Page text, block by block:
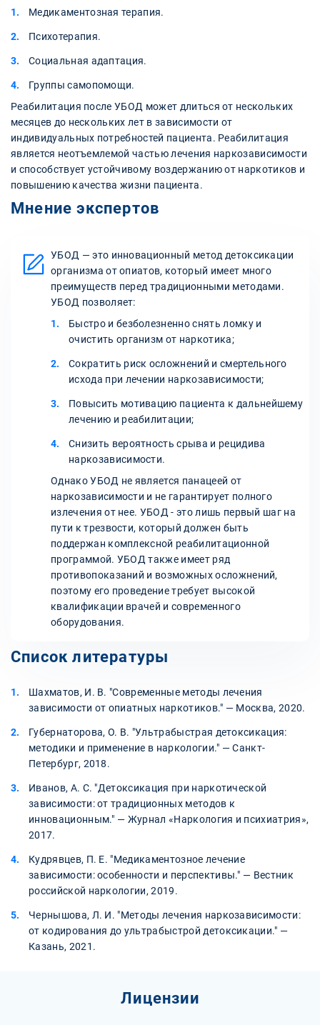
Медикаментозная терапия.
Психотерапия.
Социальная адаптация.
Группы самопомощи.
Реабилитация после УБОД может длиться от нескольких
месяцев до нескольких лет в зависимости от
индивидуальных потребностей пациента. Реабилитация
является неотъемлемой частью лечения наркозависимости
и способствует устойчивому воздержанию от наркотиков и
повышению качества жизни пациента.
Мнение экспертов
УБОД — это инновационный метод детоксикации
организма от опиатов, который имеет много
преимуществ перед традиционными методами.
УБОД позволяет:
Быстро и безболезненно снять ломку и
очистить организм от наркотика;
Сократить риск осложнений и смертельного
исхода при лечении наркозависимости;
Повысить мотивацию пациента к дальнейшему
лечению и реабилитации;
Снизить вероятность срыва и рецидива
наркозависимости.
Однако УБОД не является панацеей от
наркозависимости и не гарантирует полного
излечения от нее. УБОД - это лишь первый шаг на
пути к трезвости, который должен быть
поддержан комплексной реабилитационной
программой. УБОД также имеет ряд
противопоказаний и возможных осложнений,
поэтому его проведение требует высокой
квалификации врачей и современного
оборудования.
Список литературы
Шахматов, И. В. "Современные методы лечения
зависимости от опиатных наркотиков." — Москва, 2020.
Губернаторова, О. В. "Ультрабыстрая детоксикация:
методики и применение в наркологии." — Санкт-
Петербург, 2018.
Иванов, А. С. "Детоксикация при наркотической
зависимости: от традиционных методов к
инновационным." — Журнал «Наркология и психиатрия»,
2017.
Кудрявцев, П. Е. "Медикаментозное лечение
зависимости: особенности и перспективы." — Вестник
российской наркологии, 2019.
Чернышова, Л. И. "Методы лечения наркозависимости:
от кодирования до ультрабыстрой детоксикации." —
Казань, 2021.
Лицензии